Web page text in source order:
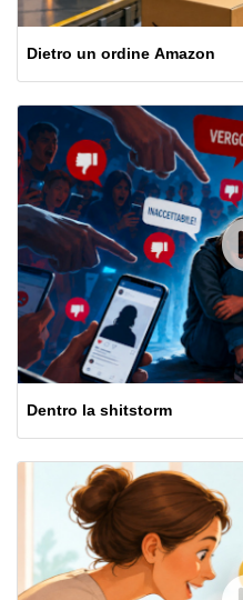
Dietro un ordine Amazon
Dentro la shitstorm